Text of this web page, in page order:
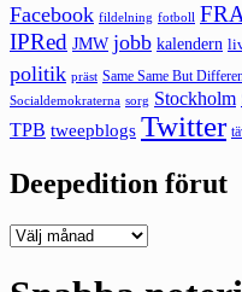
Facebook fildelning fotboll FRA
IPRed JMW jobb kalendern
politik präst Same Same But
Socialdemokraterna sorg Stockholm
TPB tweepblogs Twitter
Deepedition förut
Deepedition